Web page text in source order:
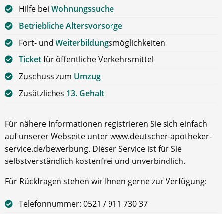
Hilfe bei Wohnungssuche
Betriebliche Altersvorsorge
Fort- und Weiterbildungsmöglichkeiten
Ticketfür öffentliche Verkehrsmittel
Zuschuss zum Umzug
Zusätzliches 13. Gehalt
Für nähere Informationen registrieren Sie sich einfach
auf unserer Webseite unter www.deutscher-apotheker-
service.de/bewerbung. Dieser Service ist für Sie
selbstverständlich kostenfrei und unverbindlich.
Für Rückfragen stehen wir Ihnen gerne zur Verfügung:
Telefonnummer: 0521 / 911 730 37